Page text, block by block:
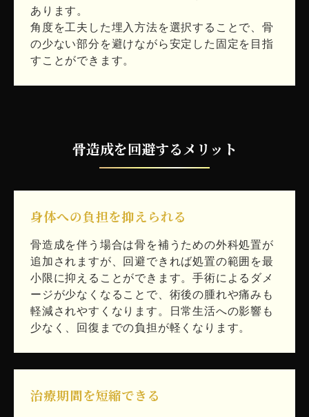
あります。
角度を工夫した埋入方法を選択することで、骨
の少ない部分を避けながら安定した固定を目指
すことができます。
骨造成を回避するメリット
身体への負担を抑えられる
骨造成を伴う場合は骨を補うための外科処置が
追加されますが、回避できれば処置の範囲を最
小限に抑えることができます。手術によるダメ
ージが少なくなることで、術後の腫れや痛みも
軽減されやすくなります。日常生活への影響も
少なく、回復までの負担が軽くなります。
治療期間を短縮できる